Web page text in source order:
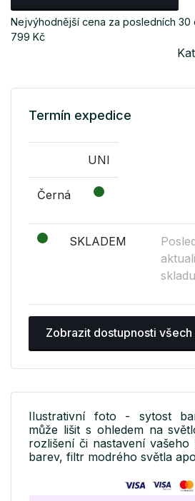
Nejvýhodnější cena za posledních 30
799 Kč
Termín expedice
UNI
Černá
SKLADEM
Zobrazit dostupnosti všech
Ilustrativní foto - sytost
může lišit s ohledem na
rozlišení či nastavení
barev, filtr modrého světla